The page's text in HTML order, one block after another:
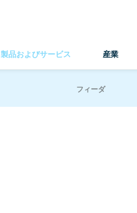
製品およびサービス 産業
フィーダ